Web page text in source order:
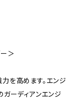
＞
を高めます。エンジ
ガーディアンエンジ